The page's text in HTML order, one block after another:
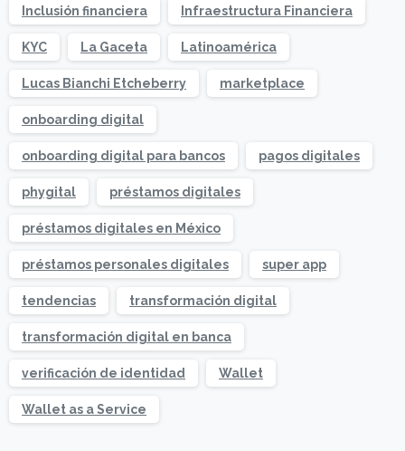
Inclusión financiera Infraestructura Financiera
KYC La Gaceta Latinoamérica
Lucas Bianchi Etcheberry marketplace
onboarding digital
onboarding digital para bancos pagos digitales
phygital préstamos digitales
préstamos digitales en México
préstamos personales digitales super app
tendencias transformación digital
transformación digital en banca
verificación de identidad Wallet
Wallet as a Service